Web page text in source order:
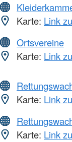
Karte: Link
Ortsvereine
Karte: Link
Karte: Link
Karte: Link